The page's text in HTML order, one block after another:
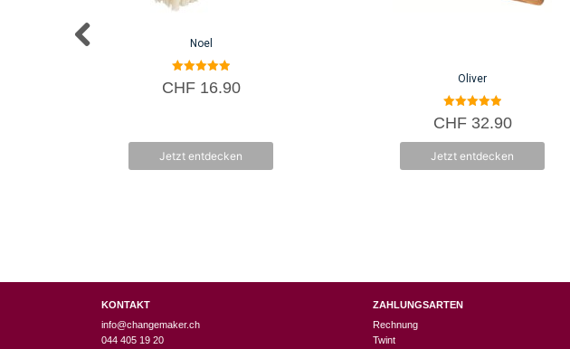
Noel
5.00
von 5
CHF16.90
Jetzt entdecken
Oliver
5.00
von 5
CHF32.90
Jetzt entdecken
KONTAKT
info@changemaker.ch
044 405 19 20
ZAHLUNGSARTEN
Rechnung
Twint